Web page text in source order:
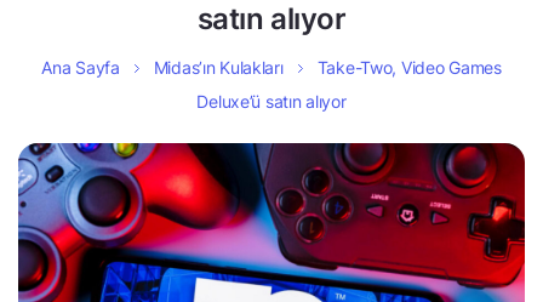
satın alıyor
Ana Sayfa Midas’ın Kulakları
Take-Two, Video Games
Deluxe’ü satın alıyor